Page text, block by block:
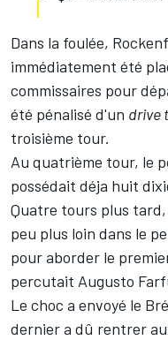
Dans la foulée,
immédiatement été
commissaires pour
été pénalisé d'un drive
troisième tour.
Au quatrième tour, le
possédait déja huit
Quatre tours plus
peu plus loin dans le
pour aborder le
percutait Augusto
Le choc a envoyé le
dernier a dû rentrer